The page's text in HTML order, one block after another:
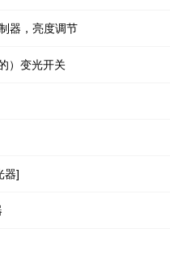
器，亮度调节
）变光开关
器]